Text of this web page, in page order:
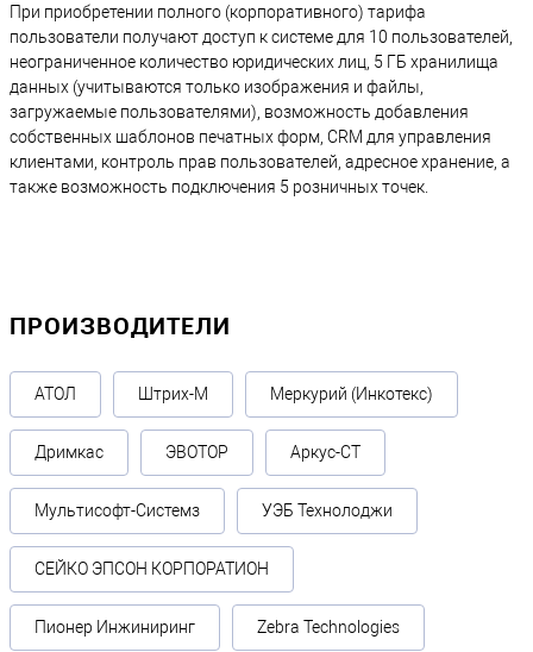
При приобретении полного (корпоративного) тарифа
пользователи получают доступ к системе для 10 пользователей,
неограниченное количество юридических лиц, 5 ГБ хранилища
данных (учитываются только изображения и файлы,
загружаемые пользователями), возможность добавления
собственных шаблонов печатных форм, CRM для управления
клиентами, контроль прав пользователей, адресное хранение, а
также возможность подключения 5 розничных точек.
ПРОИЗВОДИТЕЛИ
АТОЛ Штрих-М Меркурий (Инкотекс)
Дримкас ЭВОТОР Аркус-СТ
Мультисофт-Системз УЭБ Технолоджи
СЕЙКО ЭПСОН КОРПОРАТИОН
Пионер Инжиниринг Zebra Technologies